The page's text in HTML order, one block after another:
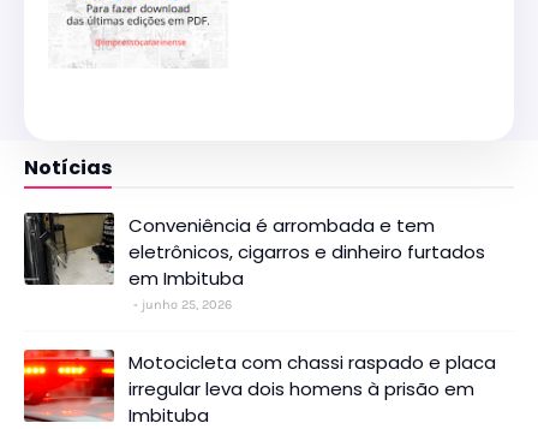
Notícias
Conveniência é arrombada e tem
eletrônicos, cigarros e dinheiro furtados
em Imbituba
junho 25, 2026
Motocicleta com chassi raspado e placa
irregular leva dois homens à prisão em
Imbituba